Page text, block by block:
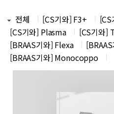
전체 [CS기와] F3+
[CS기와] Plasma
[CS기와]
[BRAAS기와] Flexa
[BRAAS기와] Monocoppo